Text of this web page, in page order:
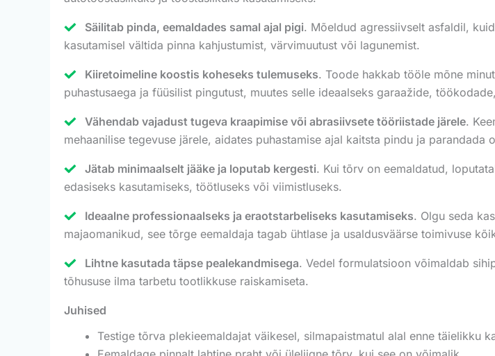
Säilitab pinda, eemaldades samal ajal pigi. Mõeldud agressiivselt asfaldil,
kasutamisel vältida pinna kahjustumist, värvimuutust või lagunemist.
Kiiretoimeline koostis koheseks tulemuseks. Toode hakkab tööle mõne
puhastusaega ja füüsilist pingutust, muutes selle ideaalseks garaažide,
Vähendab vajadust tugeva kraapimise või abrasiivsete tööriistade järele.
mehaanilise tegevuse järele, aidates puhastamise ajal kaitsta pindu ja parandada
Jätab minimaalselt jääke ja loputab kergesti. Kui tõrv on eemaldatud,
edasiseks kasutamiseks, töötluseks või viimistluseks.
Ideaalne professionaalseks ja eraotstarbeliseks kasutamiseks. Olgu seda
majaomanikud, see tõrge eemaldaja tagab ühtlase ja usaldusväärse toimivuse
Lihtne kasutada täpse pealekandmisega. Vedel formulatsioon võimaldab
tõhususe ilma tarbetu tootlikkuse raiskamiseta.
Juhised
Testige tõrva plekieemaldajat väikesel, silmapaistmatul alal enne täielikku